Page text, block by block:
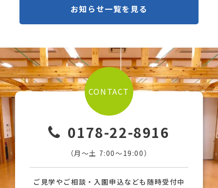
お知らせ一覧を見る
CONTACT
0178-22-8916
（月〜土 7:00〜19:00）
ご見学やご相談・入園申込なども随時受付中